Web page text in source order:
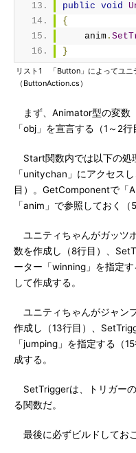
public void
{
    anim
.
}
リスト1 「Button」によってユニ
（ButtonAction.cs）
まず、Animator型の変数
「obj」を宣言する（1～2行
Start関数内では以下の処
「unitychan」にアクセス
目）。GetComponentで「
「anim」で参照しておく（
ユニティちゃんがガッツ
数を作成し（8行目）、
ーター「winning」を指定
して作成する。
ユニティちゃんがジャン
作成し（13行目）、
「jumping」を指定する（
成する。
SetTriggerは、トリガー
る関数だ。
最後に必ずビルドしておこ